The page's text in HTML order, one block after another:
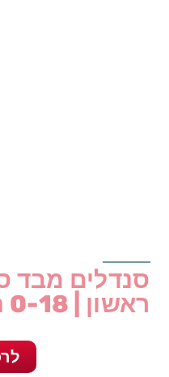
סנדלים מבד
ראשון | 0-18 חוד'